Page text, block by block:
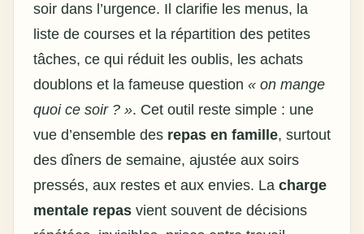
soir dans l’urgence. Il clarifie les menus, la
liste de courses et la répartition des petites
tâches, ce qui réduit les oublis, les achats
doublons et la fameuse question « on mange
quoi ce soir ? ». Cet outil reste simple : une
vue d’ensemble des repas en famille, surtout
des dîners de semaine, ajustée aux soirs
pressés, aux restes et aux envies. La charge
mentale repas vient souvent de décisions